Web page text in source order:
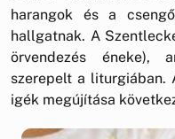
harangok és a
hallgatnak. A
örvendezés éneke),
szerepelt a liturgiában.
igék megújítása